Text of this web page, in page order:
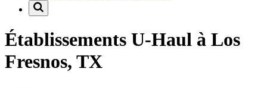
Établissements U-Haul à Los
Fresnos, TX